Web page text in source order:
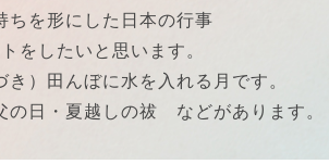
ちを形にした日本の行事
をしたいと思います。
き）田んぼに水を入れる月です。
の日・夏越しの祓 などがあります。